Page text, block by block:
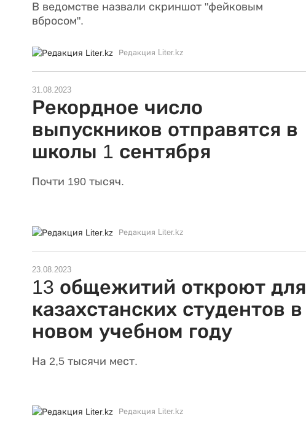
В ведомстве назвали скриншот "фейковым
вбросом".
Редакция Liter.kz
31.08.2023
Рекордное число
выпускников отправятся в
школы 1 сентября
Почти 190 тысяч.
Редакция Liter.kz
23.08.2023
13 общежитий откроют для
казахстанских студентов в
новом учебном году
На 2,5 тысячи мест.
Редакция Liter.kz